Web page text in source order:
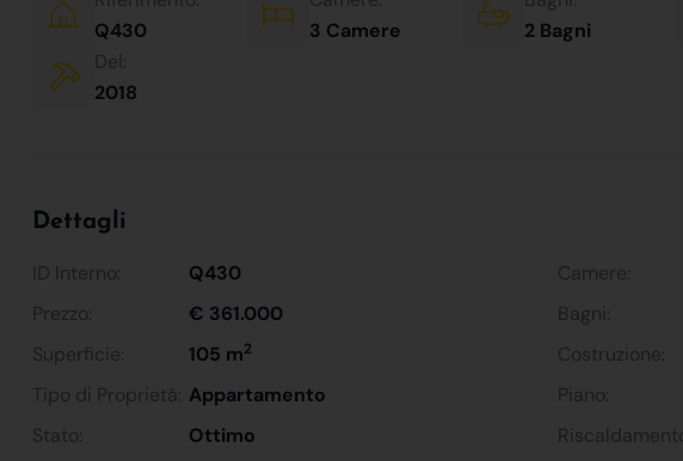
Q430
3 Camere
2 Bagni
Del:
2018
Dettagli
ID Interno: Q430 Camere:
Prezzo:
€ 361.000 Bagni:
Superficie:
105 m2 Costruzione:
Tipo di Proprietà: Appartamento Piano:
Stato:
Ottimo